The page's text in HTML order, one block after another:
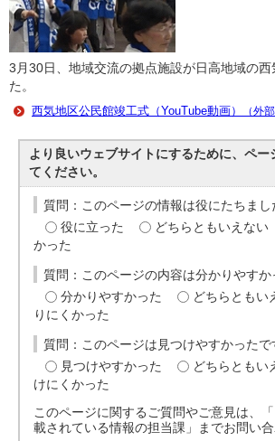
3月30日、地域交流の拠点施設が日高地域の西
た。
西気地区公民館竣工式（YouTube動画）
（外
より良いウェブサイトにするために、ペー
てください。
質問：このページの情報は役にたちまし
役に立った
どちらともいえない
かった
質問：このページの内容は分かりやすか
分かりやすかった
どちらともい
りにくかった
質問：このページは見つけやすかったで
見つけやすかった
どちらともい
けにくかった
このページに関するご質問やご意見は、
載されている情報の担当課」までお問い